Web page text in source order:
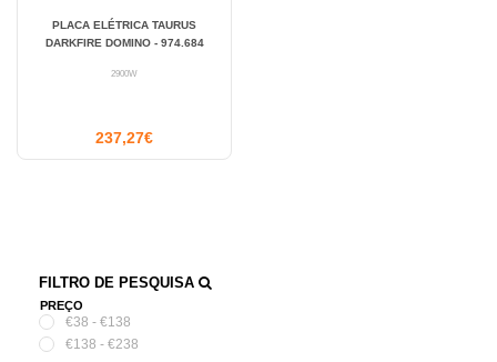
FILTRO DE PESQUISA
PREÇO
€38 - €138
€138 - €238
PLACA ELÉTRICA TAURUS
DARKFIRE DOMINO - 974.684
2900W
237,27€